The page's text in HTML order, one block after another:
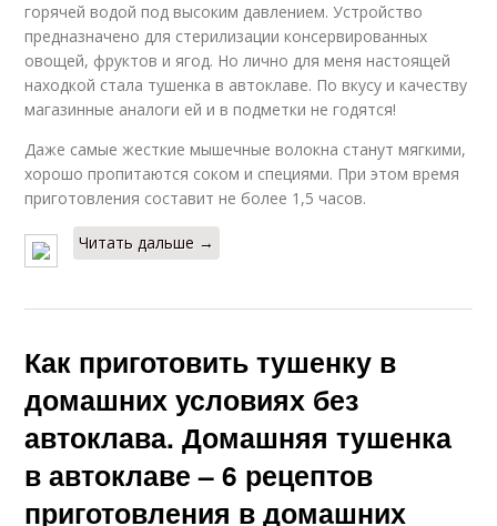
горячей водой под высоким давлением. Устройство
предназначено для стерилизации консервированных
овощей, фруктов и ягод. Но лично для меня настоящей
находкой стала тушенка в автоклаве. По вкусу и качеству
магазинные аналоги ей и в подметки не годятся!
Даже самые жесткие мышечные волокна станут мягкими,
хорошо пропитаются соком и специями. При этом время
приготовления составит не более 1,5 часов.
Читать дальше →
Как приготовить тушенку в
домашних условиях без
автоклава. Домашняя тушенка
в автоклаве – 6 рецептов
приготовления в домашних